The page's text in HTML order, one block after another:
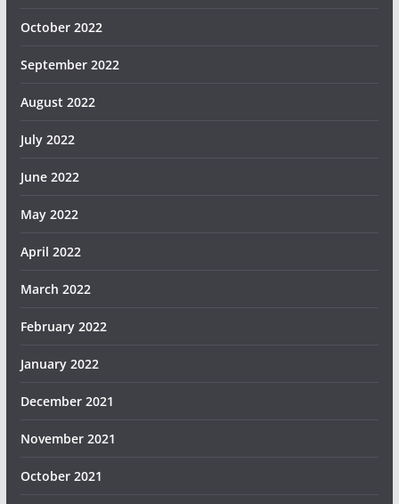
October 2022
September 2022
August 2022
July 2022
June 2022
May 2022
April 2022
March 2022
February 2022
January 2022
December 2021
November 2021
October 2021